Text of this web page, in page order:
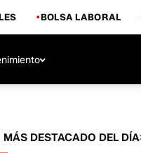
BOLSA LABORAL
MÁS DESTACADO DEL DÍA